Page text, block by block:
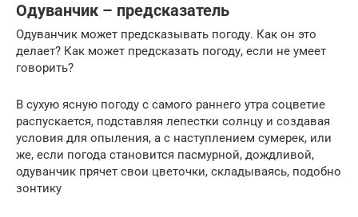
Одуванчик – предсказатель
Одуванчик может предсказывать погоду. Как он это
делает? Как может предсказать погоду, если не умеет
говорить?
В сухую ясную погоду с самого раннего утра соцветие
распускается, подставляя лепестки солнцу и создавая
условия для опыления, а с наступлением сумерек, или
же, если погода становится пасмурной, дождливой,
одуванчик прячет свои цветочки, складываясь, подобно
зонтику